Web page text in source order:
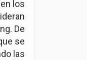
los
De
se
las